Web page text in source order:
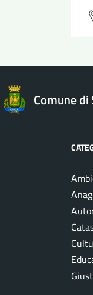
Comune di